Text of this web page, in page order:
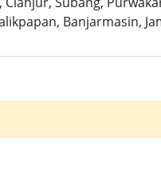
Banjarmasin,